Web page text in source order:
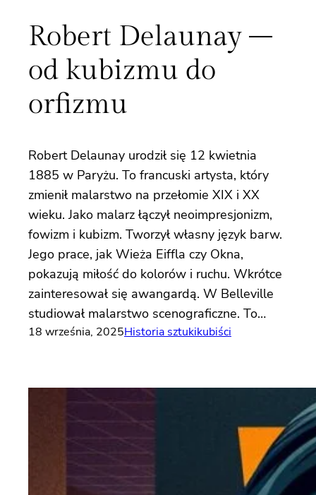
Robert Delaunay –
od kubizmu do
orfizmu
Robert Delaunay urodził się 12 kwietnia
1885 w Paryżu. To francuski artysta, który
zmienił malarstwo na przełomie XIX i XX
wieku. Jako malarz łączył neoimpresjonizm,
fowizm i kubizm. Tworzył własny język barw.
Jego prace, jak Wieża Eiffla czy Okna,
pokazują miłość do kolorów i ruchu. Wkrótce
zainteresował się awangardą. W Belleville
studiował malarstwo scenograficzne. To…
18 września, 2025Historia sztukikubiści